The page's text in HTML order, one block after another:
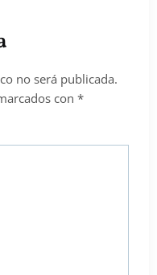
no será publicada.
con *